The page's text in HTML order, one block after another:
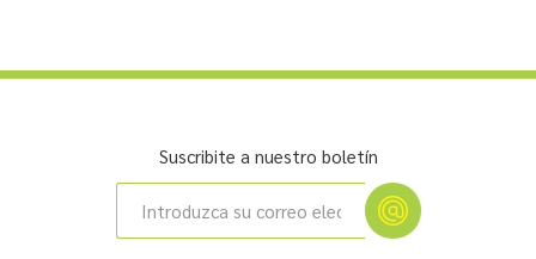
Suscribite a nuestro boletín